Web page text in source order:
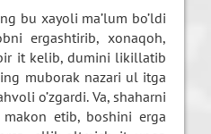
bu xayoli ma’lum bo’ldi
ergashtirib, xonaqoh,
it kelib, dumini likillatib
muborak nazari ul itga
o’zgardi. Va, shaharni
etib, boshini erga